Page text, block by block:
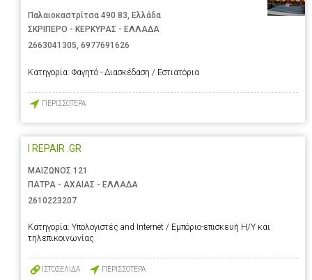
Παλαιοκαστρίτσα 490 83, Ελλάδα
ΣΚΡΙΠΕΡΟ - ΚΕΡΚΥΡΑΣ - ΕΛΛΑΔΑ
2663041305, 6977691626
Κατηγορία: Φαγητό - Διασκέδαση / Εστιατόρια
ΠΕΡΙΣΣΟΤΕΡΑ
I REPAIR .GR
ΜΑΙΖΩΝΟΣ 121
ΠΑΤΡΑ - ΑΧΑΙΑΣ - ΕΛΛΑΔΑ
2610223207
Κατηγορία: Υπολογιστές and Internet / Εμπόριο-επισκευή Η/Υ και
τηλεπικοινωνίας
ΙΣΤΟΣΕΛΙΔΑ ΠΕΡΙΣΣΟΤΕΡΑ